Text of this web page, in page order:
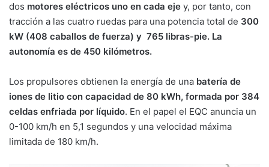
dos motores eléctricos uno en cada eje y, por tanto, con
tracción a las cuatro ruedas para una potencia total de 300
kW (408 caballos de fuerza) y 765 libras-pie. La
autonomía es de 450 kilómetros.
Los propulsores obtienen la energía de una batería de
iones de litio con capacidad de 80 kWh, formada por 384
celdas enfriada por líquido. En el papel el EQC anuncia un
0-100 km/h en 5,1 segundos y una velocidad máxima
limitada de 180 km/h.